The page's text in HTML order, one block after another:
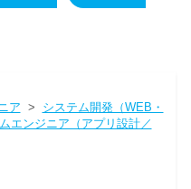
ア > システム開発（WEB・
エンジニア（アプリ設計／